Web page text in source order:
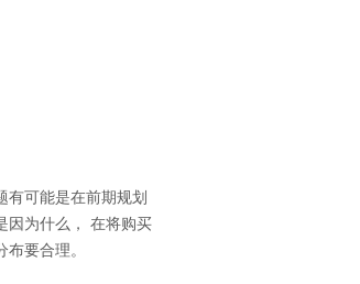
可能是在前期规划
因为什么， 在将购买
要合理。